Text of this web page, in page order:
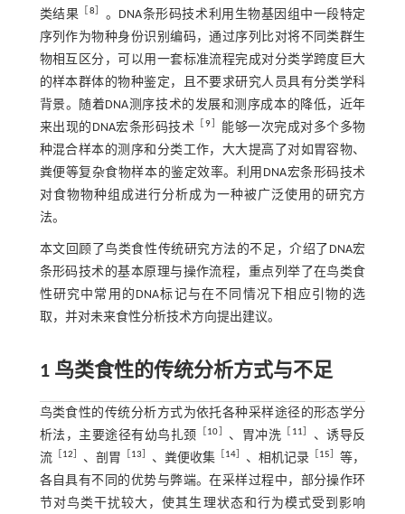
类结果
8
。DNA条形码技术利用生物基因组中一段特定
序列作为物种身份识别编码，通过序列比对将不同类群生
物相互区分，可以用一套标准流程完成对分类学跨度巨大
的样本群体的物种鉴定，且不要求研究人员具有分类学科
背景。随着DNA测序技术的发展和测序成本的降低，近年
来出现的DNA宏条形码技术 ［9
能够一次完成对多个多物
种混合样本的测序和分类工作，大大提高了对如胃容物、
粪便等复杂食物样本的鉴定效率。利用DNA宏条形码技术
对食物物种组成进行分析成为一种被广泛使用的研究方
法。
本文回顾了鸟类食性传统研究方法的不足，介绍了DNA宏
条形码技术的基本原理与操作流程，重点列举了在鸟类食
性研究中常用的DNA标记与在不同情况下相应引物的选
取，并对未来食性分析技术方向提出建议。
1 鸟类食性的传统分析方式与不足
鸟类食性的传统分析方式为依托各种采样途径的形态学分
析法，主要途径有幼鸟扎颈
10 、胃冲洗 11
、诱导反
流［ 12 、剖胃 13 、粪便收集 14 、相机记录 15 ］等，
各自具有不同的优势与弊端。在采样过程中，部分操作环
节对鸟类干扰较大，使其生理状态和行为模式受到影响